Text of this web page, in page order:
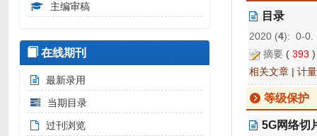
目录
2020 (4): 0-0.
摘要 ( 393
相关文章 | 计
等级保护
5G网络切
主编审稿
在线期刊
最新录用
当期目录
过刊浏览